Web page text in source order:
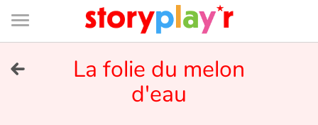
Connexion
Bibliothèque
de
page
La folie du melon
d'eau